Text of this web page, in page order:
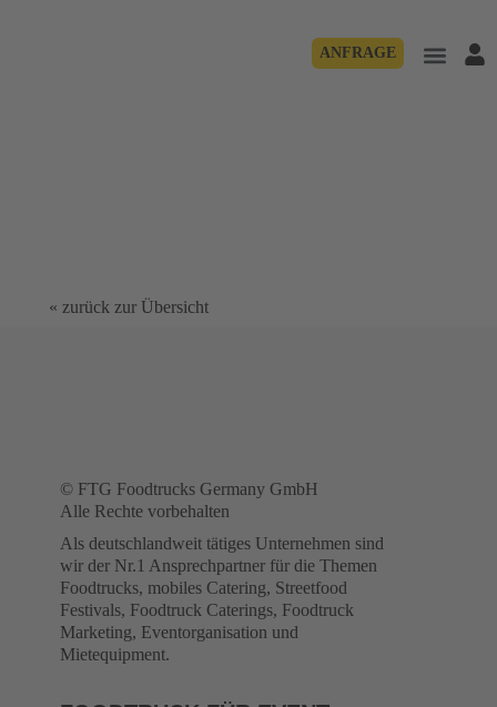
ANFRAGE
« zurück zur Übersicht
© FTG Foodtrucks Germany GmbH
Alle Rechte vorbehalten
Als deutschlandweit tätiges Unternehmen sind
wir der Nr.1 Ansprechpartner für die Themen
Foodtrucks, mobiles Catering, Streetfood
Festivals, Foodtruck Caterings, Foodtruck
Marketing, Eventorganisation und
Mietequipment.